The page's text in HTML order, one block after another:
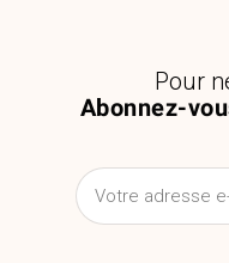
Abonnez-
Pour